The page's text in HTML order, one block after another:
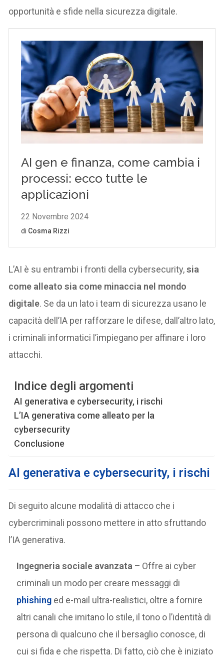
opportunità e sfide nella sicurezza digitale.
L’AI è su entrambi i fronti della cybersecurity,sia
come alleato sia come minaccia nel mondo
digitale. Se da un lato i team di sicurezza usano le
capacità dell’IA per rafforzare le difese, dall’altro lato,
i criminali informatici l’impiegano per affinare i loro
attacchi.
Indice degli argomenti
AI generativa e cybersecurity, i rischi
L’IA generativa come alleato per la
cybersecurity
Conclusione
AI generativa e cybersecurity, i rischi
Di seguito alcune modalità di attacco che i
cybercriminali possono mettere in atto sfruttando
l’IA generativa.
Ingegneria sociale avanzata – Offre ai cyber
criminali un modo per creare messaggi di
phishing ed e-mail ultra-realistici, oltre a fornire
altri canali che imitano lo stile, il tono o l’identità di
persona di qualcuno che il bersaglio conosce, di
cui si fida e che rispetta. Di fatto, ciò che è iniziato